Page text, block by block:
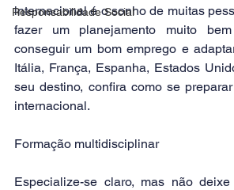
Responsabilidade Social
internacional é o sonho de muitas
fazer um planejamento muito
conseguir um bom emprego e
Itália, França, Espanha, Estados
seu destino, confira como se
internacional.
Formação multidisciplinar
Especialize-se claro, mas não